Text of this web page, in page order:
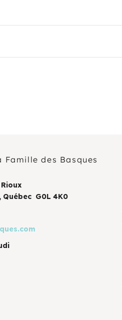
Famille des Basques
Québec G0L 4K0